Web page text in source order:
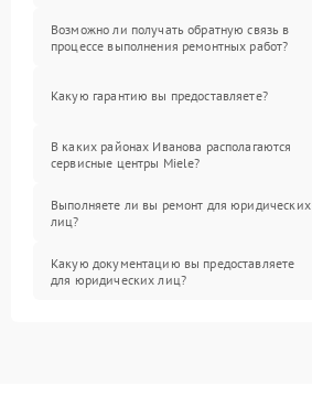
Возможно ли получать обратную связь в
процессе выполнения ремонтных работ?
Какую гарантию вы предоставляете?
В каких районах Иванова располагаются
сервисные центры Miele?
Выполняете ли вы ремонт для юридических
лиц?
Какую документацию вы предоставляете
для юридических лиц?